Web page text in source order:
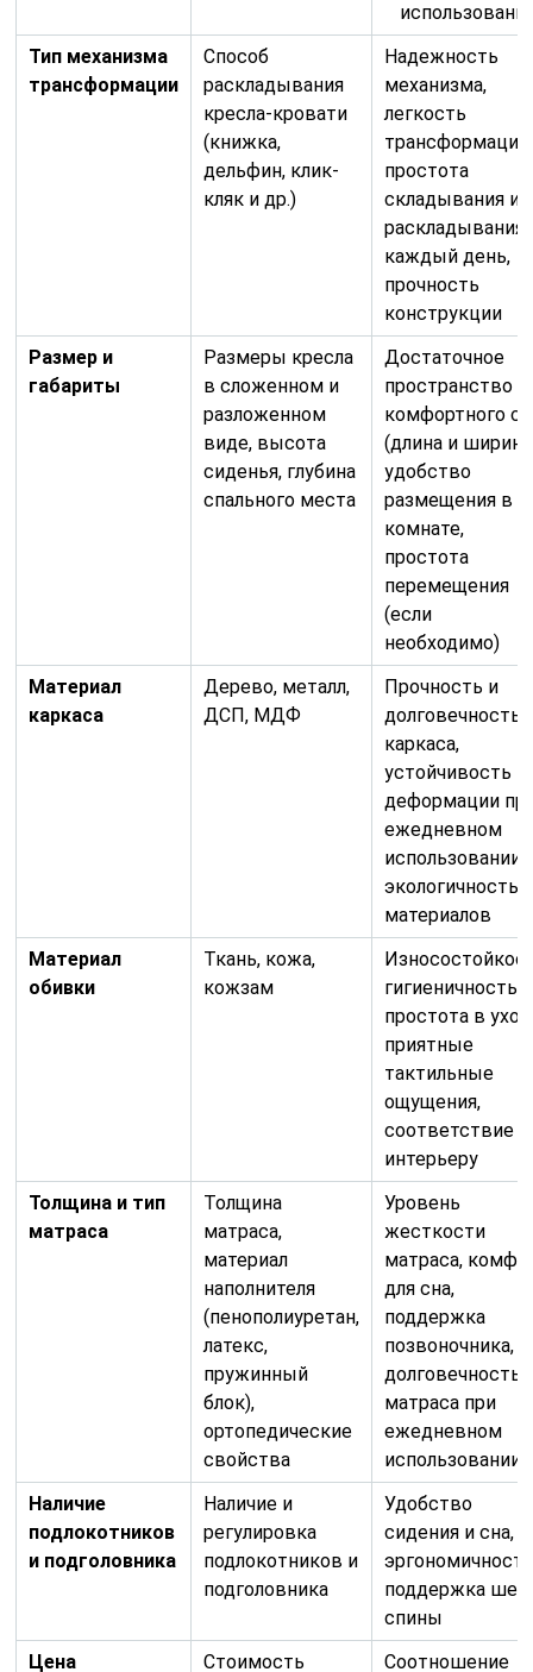
Тип механизма
трансформации
Способ
раскладывания
кресла-кровати
(книжка,
дельфин, клик-
кляк и др.)
Надежность
механизма,
легкость
трансформации,
простота
складывания и
раскладывания
каждый день,
прочность
конструкции
Размер и
габариты
Размеры кресла
в сложенном и
разложенном
виде, высота
сиденья, глубина
спального места
Достаточное
пространство
комфортного
(длина и
удобство
размещения в
комнате,
простота
перемещения
(если
необходимо)
Материал
каркаса
Дерево, металл,
ДСП, МДФ
Прочность и
долговечность
каркаса,
устойчивость к
деформации
ежедневном
использовании,
экологичность
материалов
Материал
обивки
Ткань, кожа,
кожзам
гигиеничность,
простота в
приятные
тактильные
ощущения,
соответствие
интерьеру
Толщина и тип
матраса
Толщина
матраса,
материал
наполнителя
(пенополиуретан,
латекс,
пружинный
блок),
ортопедические
свойства
Уровень
жесткости
матраса,
для сна,
поддержка
позвоночника,
долговечность
матраса при
ежедневном
использовании
Наличие
подлокотников
и подголовника
Наличие и
регулировка
подлокотников и
подголовника
Удобство
сидения и сна,
поддержка шеи
спины
Цена
Стоимость
Соотношение